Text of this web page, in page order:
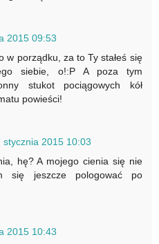
2015 09:53
w porządku, za to Ty stałeś się
siebie, o!:P A poza tym
stukot pociągowych kół
powieści!
stycznia 2015 10:03
hę? A mojego cienia się nie
się jeszcze pologować po
2015 10:43